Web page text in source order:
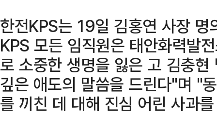
한전KPS는 19일 김홍연 사장
KPS 모든 임직원은 태안화력발
로 소중한 생명을 잃은 고 김충
깊은 애도의 말씀을 드린다"며 "
를 끼친 데 대해 진심 어린 사과